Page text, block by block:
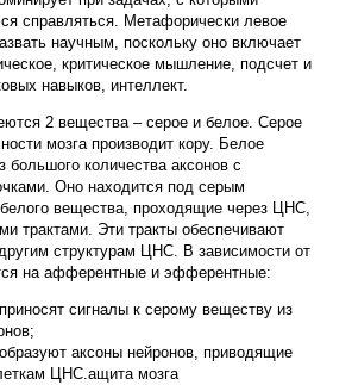
справляться. Метафорически левое
научным, поскольку оно включает
критическое мышление, подсчет и
навыков, интеллект.
2 вещества – серое и белое. Серое
мозга производит кору. Белое
большого количества аксонов с
Оно находится под серым
вещества, проходящие через ЦНС,
трактами. Эти тракты обеспечивают
структурам ЦНС. В зависимости от
на афферентные и эфферентные:
сигналы к серому веществу из
аксоны нейронов, приводящие
ЦНС.ащита мозга